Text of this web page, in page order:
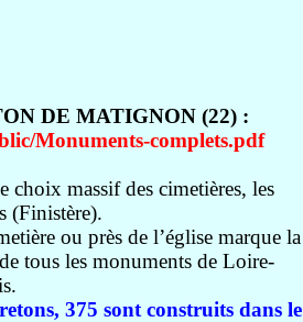
DE MATIGNON (22) :
Monuments-complets.pdf
choix massif des cimetières, les
(Finistère).
ou près de l’église marque la
tous les monuments de Loire-
375 sont construits dans le